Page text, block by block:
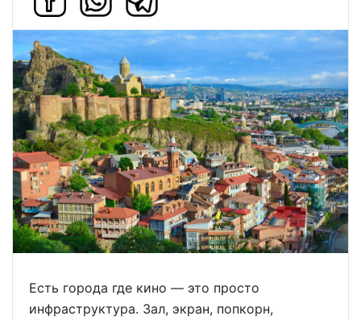
Есть города где кино — это просто
инфраструктура. Зал, экран, попкорн,